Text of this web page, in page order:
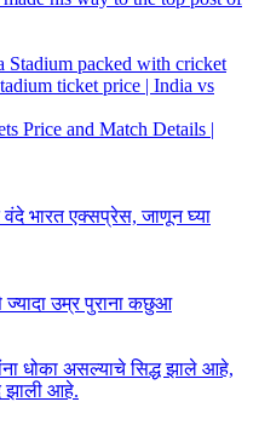
Price and Match Details |
वंदे भारत एक्सप्रेस, जाणून घ्या
उम्र पुराना कछुआ
धोका असल्याचे सिद्ध झाले आहे,
झाली आहे.